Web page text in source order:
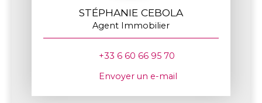
STÉPHANIE CEBOLA
Agent Immobilier
+33 6 60 66 95 70
Envoyer un e-mail